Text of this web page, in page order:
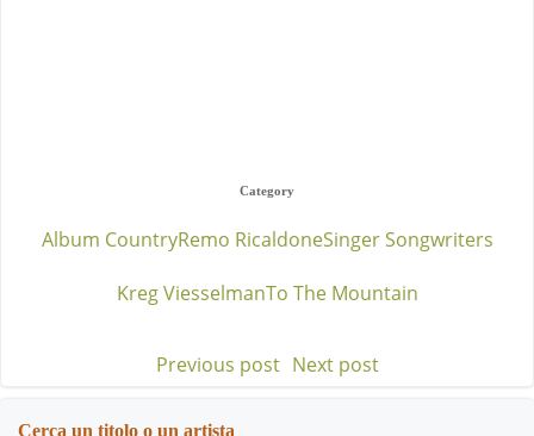
Category
Album CountryRemo RicaldoneSinger Songwriters
Kreg ViesselmanTo The Mountain
Post
navigation
Previous post Post
Next post
Cerca un titolo o un artista